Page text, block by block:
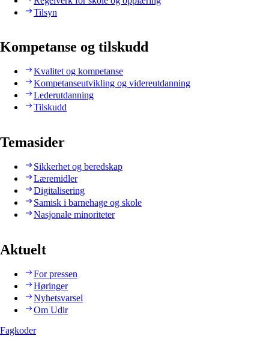
Tilsyn
Kompetanse og tilskudd
Kvalitet og kompetanse
Kompetanseutvikling og videreutdanning
Lederutdanning
Tilskudd
Temasider
Sikkerhet og beredskap
Læremidler
Digitalisering
Samisk i barnehage og skole
Nasjonale minoriteter
Aktuelt
For pressen
Høringer
Nyhetsvarsel
Om Udir
Fagkoder